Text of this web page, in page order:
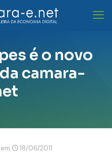
é o novo
camara-
em 18/06/2011